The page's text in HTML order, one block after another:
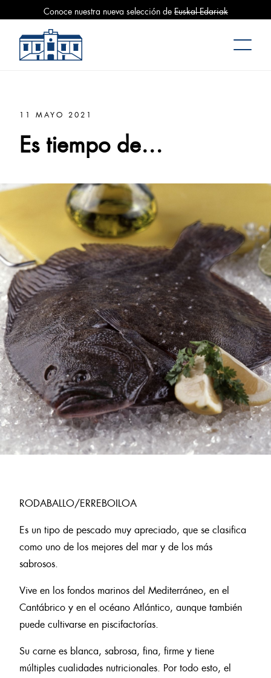
Conoce nuestra nueva selección de Euskal Edariak
Mercado La Bretxa
11 MAYO 2021
Es tiempo de…
RODABALLO/ERREBOILOA
Es un tipo de pescado muy apreciado, que se clasifica
como uno de los mejores del mar y de los más
sabrosos.
Vive en los fondos marinos del Mediterráneo, en el
Cantábrico y en el océano Atlántico, aunque también
puede cultivarse en piscifactorías.
Su carne es blanca, sabrosa, fina, firme y tiene
múltiples cualidades nutricionales. Por todo esto, el